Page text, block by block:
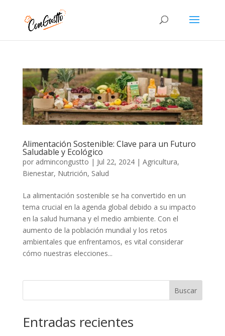
Alimentación Sostenible: Clave para un Futuro
Saludable y Ecológico
por admincongustto | Jul 22, 2024| Agricultura,
Bienestar, Nutrición, Salud
La alimentación sostenible se ha convertido en un
tema crucial en la agenda global debido a su impacto
en la salud humana y el medio ambiente. Con el
aumento de la población mundial y los retos
ambientales que enfrentamos, es vital considerar
cómo nuestras elecciones...
Buscar
Entradas recientes